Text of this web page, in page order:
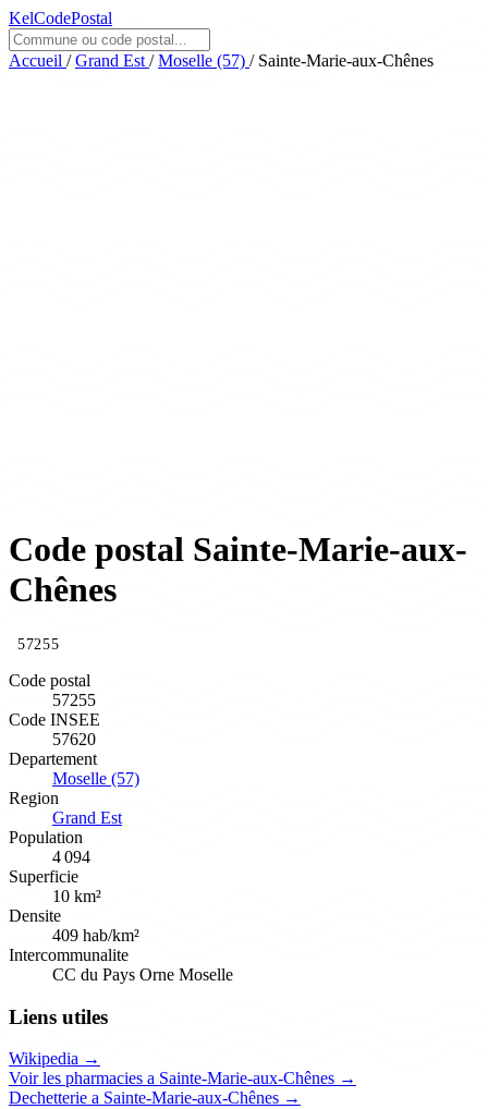
KelCodePostal
Accueil / Grand Est / Moselle (57) / Sainte-Marie-aux-Chênes
Code postal Sainte-Marie-aux-
Chênes
57255
Code postal
57255
Code INSEE
57620
Departement
Moselle (57)
Region
Grand Est
Population
4 094
Superficie
10 km²
Densite
409 hab/km²
Intercommunalite
CC du Pays Orne Moselle
Liens utiles
Wikipedia →
Voir les pharmacies a Sainte-Marie-aux-Chênes →
Dechetterie a Sainte-Marie-aux-Chênes →